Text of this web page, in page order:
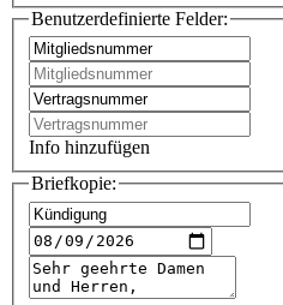
Benutzerdefinierte Felder:
Info hinzufügen
Briefkopie: